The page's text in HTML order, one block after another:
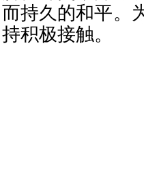
而持久的和平。
持积极接触。